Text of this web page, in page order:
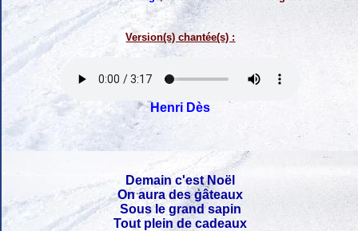
Version(s) chantée(s) :
Henri Dès
Demain c'est Noël
On aura des gâteaux
Sous le grand sapin
Tout plein de cadeaux